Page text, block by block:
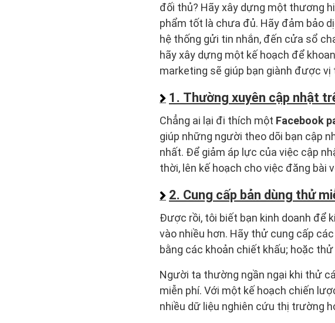
đối thủ? Hãy xây dựng một thương
phẩm tốt là chưa đủ. Hãy đảm bảo
hệ thống gửi tin nhắn, đến cửa sổ
hãy xây dựng một kế hoạch để
marketing sẽ giúp bạn giành được vị
1. Thường xuyên cập nhật
Chẳng ai lại đi thích một Facebook
giúp những người theo dõi bạn cập
nhất. Để giảm áp lực của việc cập
thời, lên kế hoạch cho việc đăng bài
2. Cung cấp bản dùng thử
Được rồi, tôi biết bạn kinh doanh để
vào nhiều hơn. Hãy thử cung cấp
bằng các khoản chiết khấu; hoặc
Người ta thường ngần ngại khi thử
miễn phí. Với một kế hoạch chiến
nhiều dữ liệu nghiên cứu thị trường